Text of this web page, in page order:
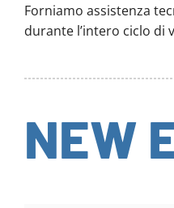
Forniamo assistenza
durante l’intero ciclo di
NEW